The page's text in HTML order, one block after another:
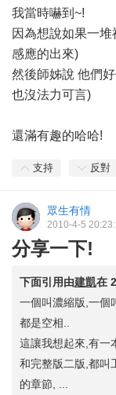
我當時嚇到~!
因為想說如果一
感應的出來)
然後師姊說 他們
也沒法力可言)
還滿有趣的哈哈!
支持 反對
眾生有情
2010-4-5
分享一下!
下面引用由建凱在
一個叫濃縮版,一個
都是空相..
這讓我想起來,有一
和完整版二版,都叫
的章節, ...